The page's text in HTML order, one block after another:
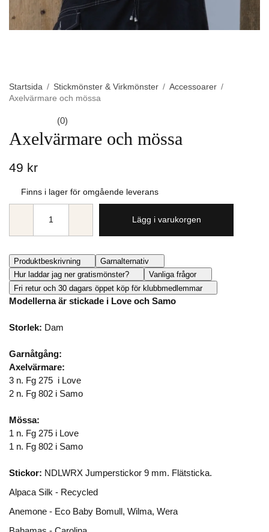
Startsida / Stickmönster & Virkmönster / Accessoarer /
Axelvärmare och mössa
(0)
Axelvärmare och mössa
49 kr
Finns i lager för omgående leverans
Lägg i varukorgen
Produktbeskrivning
Garnalternativ
Hur laddar jag ner gratismönster?
Vanliga frågor
Fri retur och 30 dagars öppet köp för klubbmedlemmar
Modellerna är stickade i Love och Samo
Storlek: Dam
Garnåtgång:
Axelvärmare:
3 n. Fg 275 i Love
2 n. Fg 802 i Samo
Mössa:
1 n. Fg 275 i Love
1 n. Fg 802 i Samo
Stickor: NDLWRX Jumperstickor 9 mm. Flätsticka.
Alpaca Silk - Recycled
Anemone - Eco Baby Bomull, Wilma, Wera